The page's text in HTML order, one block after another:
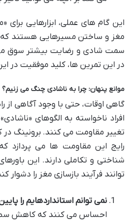
این گام های عملی، ابزارهایی
مغز و ساختن مسیرهایی هستند که
سمت شادی و رضایت بیشتر سوق
در این تمرین ها، کلید موفقیت در
موانع پنهان: چرا به ناشادی چنگ می زنیم؟
گاهی اوقات، حتی با وجود آگاهی از
افراد ناخواسته به الگوهای
تغییر مقاومت می کنند. برونینگ در
رایج این مقاومت ها می پردازد
شناختی و تکاملی دارند. این
توانند فرآیند بازسازی مغز را دشوار
نمی توانم استانداردهایم را
احساس می کنند که کاهش